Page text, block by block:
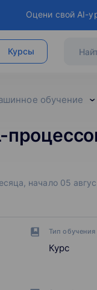
Оцени свой AI-
Курсы
обучение
начало 05
Тип обучения
Курс